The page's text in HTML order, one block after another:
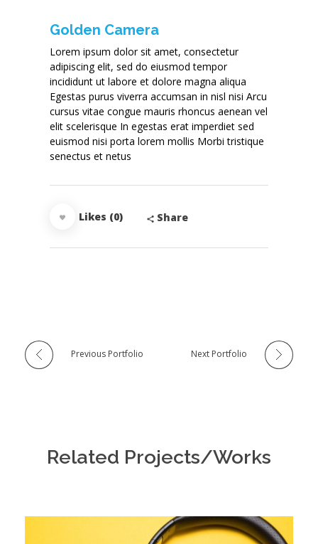
Golden Camera
Lorem ipsum dolor sit amet, consectetur
adipiscing elit, sed do eiusmod tempor
incididunt ut labore et dolore magna aliqua
Egestas purus viverra accumsan in nisl nisi Arcu
cursus vitae congue mauris rhoncus aenean vel
elit scelerisque In egestas erat imperdiet sed
euismod nisi porta lorem mollis Morbi tristique
senectus et netus
Likes (0) Share
Previous Portfolio Next Portfolio
Related Projects/Works